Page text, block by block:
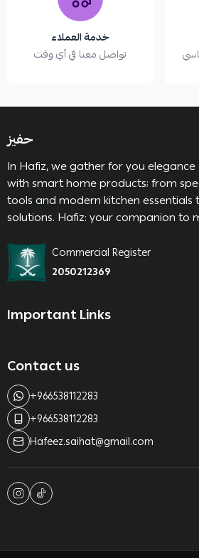
خدمة العملاء
تواصل معنا في أي وقت
حفيز
In Hafiz, we gather for you
with smart home products; from
tools and modern kitchen
solutions. Hafiz: your companion to
Commercial Register
2050212369
Important Links
Contact us
+966538112283
+966538112283
Hafeez.saihat@gmail.com